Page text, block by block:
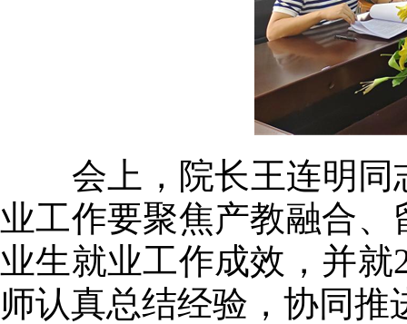
会上，院长王连明同
业工作要聚焦产教融合
业生就业工作成效，并
师认真总结经验，协同